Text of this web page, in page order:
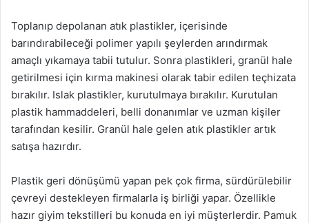
Toplanıp depolanan atık plastikler, içerisinde
barındırabileceği polimer yapılı şeylerden arındırmak
amaçlı yıkamaya tabii tutulur. Sonra plastikleri, granül hale
getirilmesi için kırma makinesi olarak tabir edilen teçhizata
bırakılır. Islak plastikler, kurutulmaya bırakılır. Kurutulan
plastik hammaddeleri, belli donanımlar ve uzman kişiler
tarafından kesilir. Granül hale gelen atık plastikler artık
satışa hazırdır.
Plastik geri dönüşümü yapan pek çok firma, sürdürülebilir
çevreyi destekleyen firmalarla iş birliği yapar. Özellikle
hazır giyim tekstilleri bu konuda en iyi müşterlerdir. Pamuk